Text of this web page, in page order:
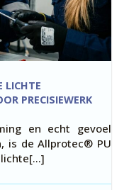
LICHTE
PRECISIEWERK
en echt gevoel
is de Allprotec® PU
lichte[…]